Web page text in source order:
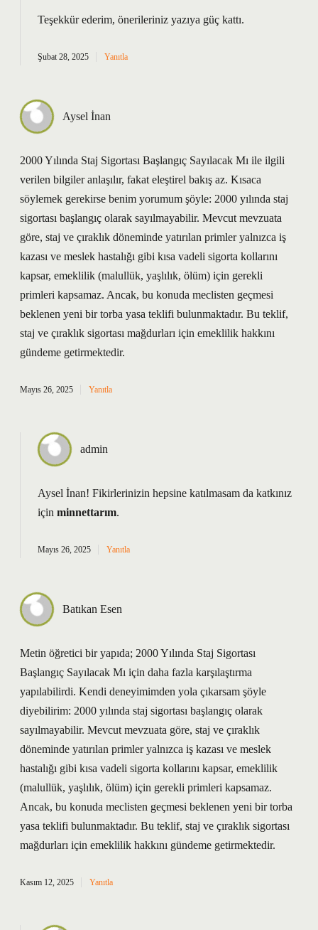
Teşekkür ederim, önerileriniz yazıya güç kattı.
Şubat 28, 2025 Yanıtla
Aysel İnan
2000 Yılında Staj Sigortası Başlangıç Sayılacak Mı ile ilgili
verilen bilgiler anlaşılır, fakat eleştirel bakış az. Kısaca
söylemek gerekirse benim yorumum şöyle: 2000 yılında staj
sigortası başlangıç olarak sayılmayabilir. Mevcut mevzuata
göre, staj ve çıraklık döneminde yatırılan primler yalnızca iş
kazası ve meslek hastalığı gibi kısa vadeli sigorta kollarını
kapsar, emeklilik (malullük, yaşlılık, ölüm) için gerekli
primleri kapsamaz. Ancak, bu konuda meclisten geçmesi
beklenen yeni bir torba yasa teklifi bulunmaktadır. Bu teklif,
staj ve çıraklık sigortası mağdurları için emeklilik hakkını
gündeme getirmektedir.
Mayıs 26, 2025 Yanıtla
admin
Aysel İnan! Fikirlerinizin hepsine katılmasam da katkınız
için minnettarım.
Mayıs 26, 2025 Yanıtla
Batıkan Esen
Metin öğretici bir yapıda; 2000 Yılında Staj Sigortası
Başlangıç Sayılacak Mı için daha fazla karşılaştırma
yapılabilirdi. Kendi deneyimimden yola çıkarsam şöyle
diyebilirim: 2000 yılında staj sigortası başlangıç olarak
sayılmayabilir. Mevcut mevzuata göre, staj ve çıraklık
döneminde yatırılan primler yalnızca iş kazası ve meslek
hastalığı gibi kısa vadeli sigorta kollarını kapsar, emeklilik
(malullük, yaşlılık, ölüm) için gerekli primleri kapsamaz.
Ancak, bu konuda meclisten geçmesi beklenen yeni bir torba
yasa teklifi bulunmaktadır. Bu teklif, staj ve çıraklık sigortası
mağdurları için emeklilik hakkını gündeme getirmektedir.
Kasım 12, 2025 Yanıtla